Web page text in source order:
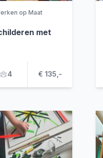
op Maat
met
4 € 135,-